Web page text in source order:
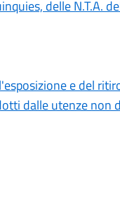
delle N.T.A.
e del
dalle utenze non